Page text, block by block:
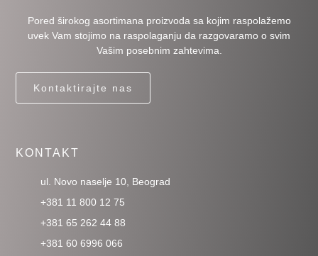
Pored širokog asortimana proizvoda sa kojim raspolažemo
uvek Vam stojimo na raspolaganju da razgovaramo o svim
Vašim posebnim zahtevima.
Kontaktirajte nas
KONTAKT
ul. Novo naselje 10, Beograd
+381 11 800 12 75
+381 65 262 44 88
+381 60 6996 066